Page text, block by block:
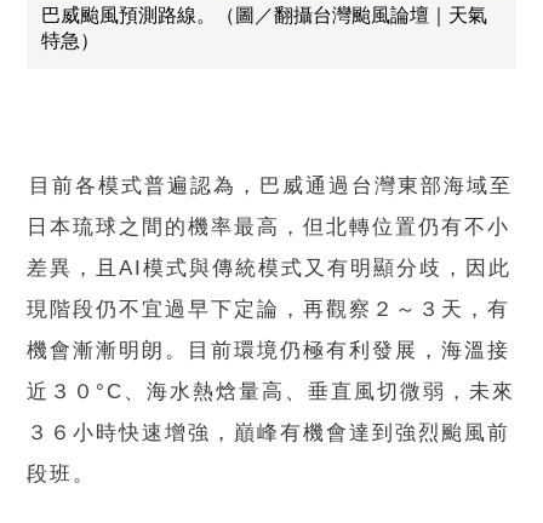
巴威颱風預測路線。（圖／翻攝台灣颱風論壇｜天氣
特急）
󠀠目前各模式普遍認為，巴威通過台灣東部海域至
日本琉球之間的機率最高，但北轉位置仍有不小
差異，且AI模式與傳統模式又有明顯分歧，因此
現階段仍不宜過早下定論，再觀察２～３天，有
機會漸漸明朗。目前環境仍極有利發展，海溫接
近３０°C、海水熱焓量高、垂直風切微弱，未來
３６小時快速增強，巔峰有機會達到強烈颱風前
段班。